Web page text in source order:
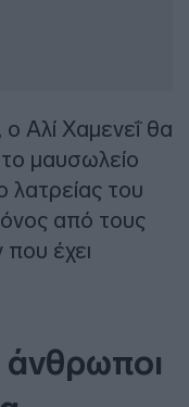
Αλί Χαμενεΐ θα
μαυσωλείο
λατρείας του
από τους
έχει
άνθρωποι